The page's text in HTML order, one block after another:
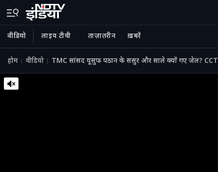
वीडियो लाइव टीवी ताज़ातरीन ख़बरें
होम वीडियो TMC सांसद यूसुफ पठान के ससुर और साले क्यों गए जेल?